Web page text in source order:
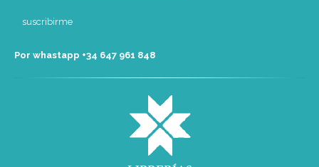
Por whastapp +34 ‭647 961 848‬